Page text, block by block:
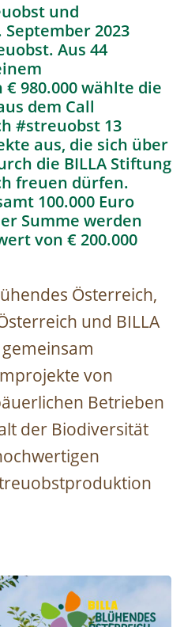
und
2023
Aus 44
980.000 wählte die
dem Call
#streuobst 13
aus, die sich über
die BILLA Stiftung
freuen dürfen.
100.000 Euro
Summe werden
von € 200.000
Österreich,
und BILLA
von
Betrieben
der Biodiversität